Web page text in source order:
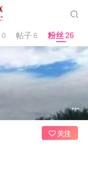
10.8W+ 2054 26
关注
0 帖子 6 粉丝26